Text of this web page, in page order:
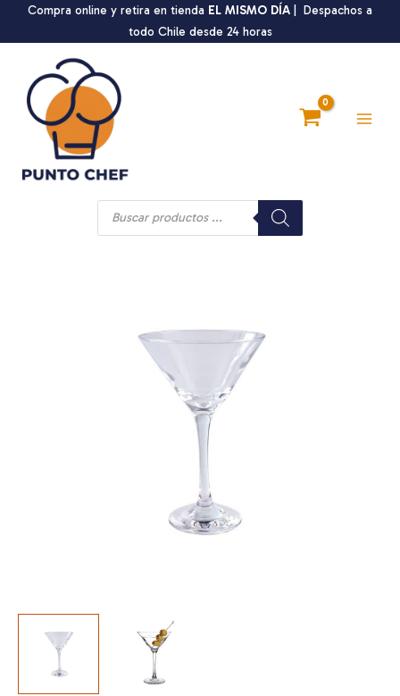
Compra online y retira en tienda EL MISMO DÍA | Despachos a
todo Chile desde 24 horas
Búsqueda